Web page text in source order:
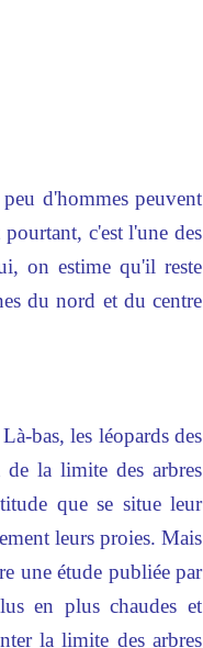
d'hommes peuvent
c'est l'une des
on estime qu'il reste
du nord et du centre
bas, les léopards des
de la limite des arbres
que se situe leur
leurs proies. Mais
une étude publiée par
en plus chaudes et
la limite des arbres